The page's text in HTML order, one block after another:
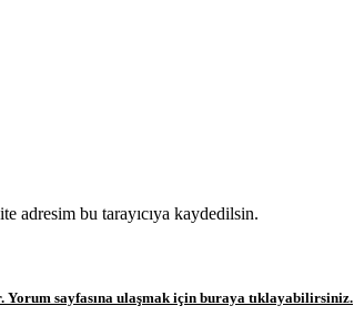
adresim bu tarayıcıya kaydedilsin.
Yorum sayfasına ulaşmak için buraya tıklayabilirsiniz.